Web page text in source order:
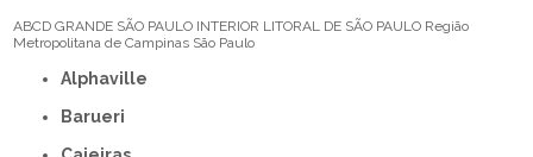
ABCD GRANDE SÃO PAULO INTERIOR LITORAL DE SÃO PAULO Região
Metropolitana de Campinas São Paulo
Alphaville
Barueri